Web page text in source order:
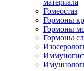
материала
Гомеостаз
Гормоны
Гормоны
Гормоны